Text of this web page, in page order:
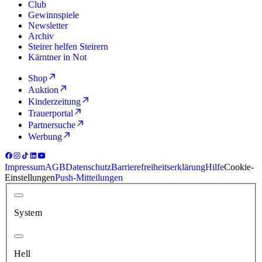
Club
Gewinnspiele
Newsletter
Archiv
Steirer helfen Steirern
Kärntner in Not
Shop
Auktion
Kinderzeitung
Trauerportal
Partnersuche
Werbung
ImpressumAGBDatenschutzBarrierefreiheitserklärungHilfeCookie-
EinstellungenPush-Mitteilungen
System
Hell